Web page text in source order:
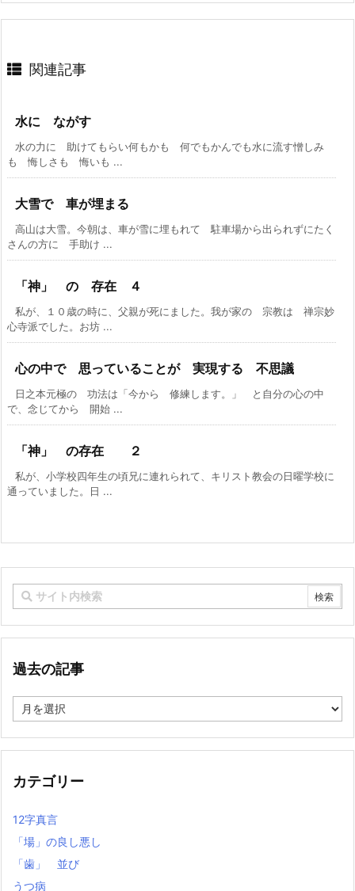
関連記事
水に ながす
水の力に 助けてもらい何もかも 何でもかんでも水に流す憎しみ
も 悔しさも 悔いも ...
大雪で 車が埋まる
高山は大雪。今朝は、車が雪に埋もれて 駐車場から出られずにたく
さんの方に 手助け ...
「神」 の 存在 ４
私が、１０歳の時に、父親が死にました。我が家の 宗教は 禅宗妙
心寺派でした。お坊 ...
心の中で 思っていることが 実現する 不思議
日之本元極の 功法は「今から 修練します。」 と自分の心の中
で、念じてから 開始 ...
「神」 の存在 ２
私が、小学校四年生の頃兄に連れられて、キリスト教会の日曜学校に
通っていました。日 ...
過去の記事
去
記
カテゴリー
12字真言
「場」の良し悪し
「歯」 並び
うつ病